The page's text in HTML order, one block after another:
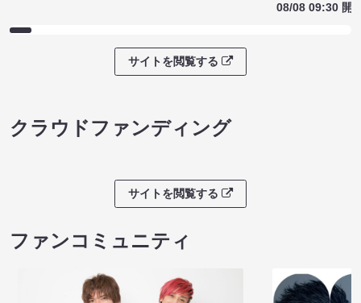
08/08 09:30 開
サイトを閲覧する
クラウドファンディング
サイトを閲覧する
ファンコミュニティ